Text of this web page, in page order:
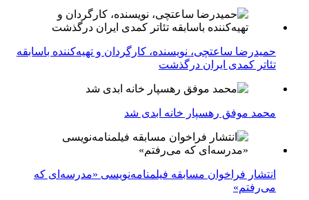
حمیدرضا ساعتچی، نویسنده، کارگردان و تهیه‌کننده باسابقه
تئاتر کمدی ایران درگذشت
محمد موفق رهسپار خانه ابدی شد
انتشار فراخوان مسابقه فیلمنامه‌نویسی «مدرسه‌ای که
می‌رفتم»